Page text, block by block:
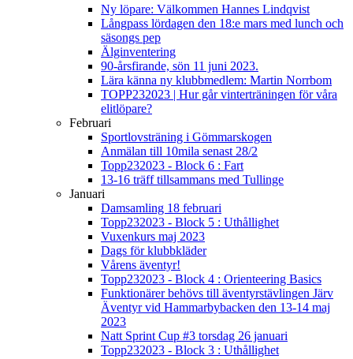
Ny löpare: Välkommen Hannes Lindqvist
Långpass lördagen den 18:e mars med lunch och
säsongs pep
Älginventering
90-årsfirande, sön 11 juni 2023.
Lära känna ny klubbmedlem: Martin Norrbom
TOPP232023 | Hur går vinterträningen för våra
elitlöpare?
Februari
Sportlovsträning i Gömmarskogen
Anmälan till 10mila senast 28/2
Topp232023 - Block 6 : Fart
13-16 träff tillsammans med Tullinge
Januari
Damsamling 18 februari
Topp232023 - Block 5 : Uthållighet
Vuxenkurs maj 2023
Dags för klubbkläder
Vårens äventyr!
Topp232023 - Block 4 : Orienteering Basics
Funktionärer behövs till äventyrstävlingen Järv
Äventyr vid Hammarbybacken den 13-14 maj
2023
Natt Sprint Cup #3 torsdag 26 januari
Topp232023 - Block 3 : Uthållighet